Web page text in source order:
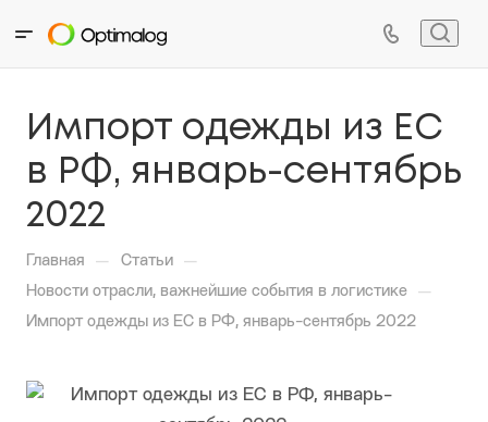
Импорт одежды из ЕС
в РФ, январь-сентябрь
2022
Главная — Статьи —
Новости отрасли, важнейшие события в логистике —
Импорт одежды из ЕС в РФ, январь-сентябрь 2022